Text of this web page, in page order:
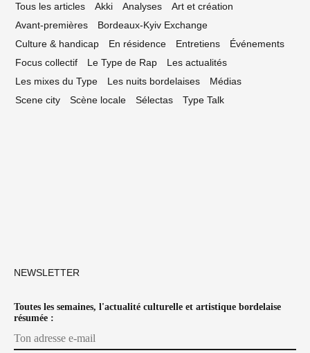
Tous les articles Akki Analyses
Art et création
Avant-premières
Bordeaux-Kyiv Exchange
Culture & handicap
En résidence Entretiens
Événements
Focus collectif
Le Type de Rap
Les actualités
Les mixes du Type
Les nuits bordelaises
Médias
Scene city
Scène locale Sélectas Type Talk
NEWSLETTER
Toutes les semaines, l'actualité culturelle et artistique bordelaise
résumée :